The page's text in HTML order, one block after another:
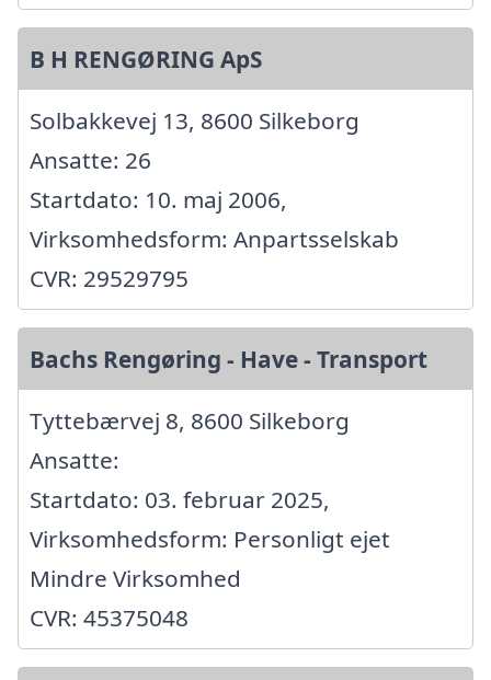
B H RENGØRING ApS
Solbakkevej 13, 8600 Silkeborg
Ansatte: 26
Startdato: 10. maj 2006,
Virksomhedsform: Anpartsselskab
CVR: 29529795
Bachs Rengøring - Have - Transport
Tyttebærvej 8, 8600 Silkeborg
Ansatte:
Startdato: 03. februar 2025,
Virksomhedsform: Personligt ejet
Mindre Virksomhed
CVR: 45375048